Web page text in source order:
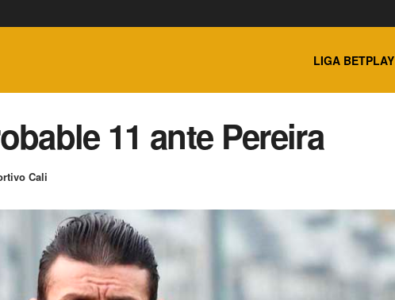
LIGA BETPLAY
11 ante Pereira
Cali